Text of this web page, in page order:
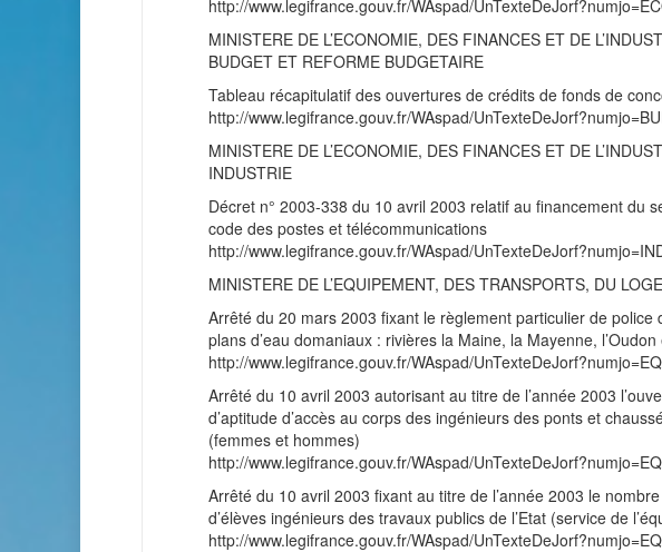
http://www.legifrance.gouv.fr/WAspad/
MINISTERE DE L’ECONOMIE, DES FINANCES ET DE
BUDGET ET REFORME BUDGETAIRE
Tableau récapitulatif des ouvertures de crédits de fonds de
http://www.legifrance.gouv.fr/WAspad/
MINISTERE DE L’ECONOMIE, DES FINANCES ET DE
INDUSTRIE
Décret n° 2003-338 du 10 avril 2003 relatif au financement du
code des postes et télécommunications
http://www.legifrance.gouv.fr/WAspad/
MINISTERE DE L’EQUIPEMENT, DES TRANSPORTS, DU
Arrêté du 20 mars 2003 fixant le règlement particulier de
plans d’eau domaniaux : rivières la Maine, la Mayenne,
http://www.legifrance.gouv.fr/WAspad/
Arrêté du 10 avril 2003 autorisant au titre de l’année 2003
d’aptitude d’accès au corps des ingénieurs des ponts et
(femmes et hommes)
http://www.legifrance.gouv.fr/WAspad/
Arrêté du 10 avril 2003 fixant au titre de l’année 2003 le
d’élèves ingénieurs des travaux publics de l’Etat (service de
http://www.legifrance.gouv.fr/WAspad/